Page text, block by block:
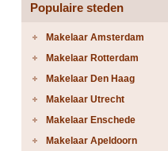
Populaire steden
Makelaar Amsterdam
Makelaar Rotterdam
Makelaar Den Haag
Makelaar Utrecht
Makelaar Enschede
Makelaar Apeldoorn